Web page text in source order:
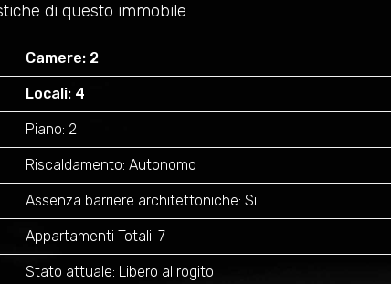
di questo immobile
Camere: 2
Locali: 4
Piano: 2
Riscaldamento: Autonomo
Assenza barriere architettoniche: Si
Appartamenti Totali: 7
Stato attuale: Libero al rogito